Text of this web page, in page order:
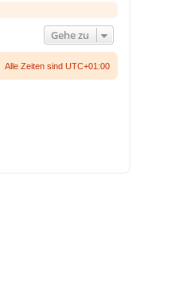
Gehe zu
Alle Zeiten sind UTC+01:00